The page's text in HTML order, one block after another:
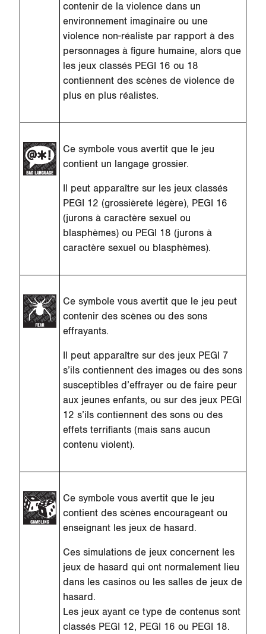
contenir de la violence dans un
environnement imaginaire ou une
violence non-réaliste par rapport à des
personnages à figure humaine, alors que
les jeux classés PEGI 16 ou 18
contiennent des scènes de violence de
plus en plus réalistes.
Ce symbole vous avertit que le jeu
contient un langage grossier.
Il peut apparaître sur les jeux classés
PEGI 12 (grossièreté légère), PEGI 16
(jurons à caractère sexuel ou
blasphèmes) ou PEGI 18 (jurons à
caractère sexuel ou blasphèmes).
Ce symbole vous avertit que le jeu peut
contenir des scènes ou des sons
effrayants.
Il peut apparaître sur des jeux PEGI 7
s’ils contiennent des images ou des sons
susceptibles d’effrayer ou de faire peur
aux jeunes enfants, ou sur des jeux PEGI
12 s’ils contiennent des sons ou des
effets terrifiants (mais sans aucun
contenu violent).
Ce symbole vous avertit que le jeu
contient des scènes encourageant ou
enseignant les jeux de hasard.
Ces simulations de jeux concernent les
jeux de hasard qui ont normalement lieu
dans les casinos ou les salles de jeux de
hasard.
Les jeux ayant ce type de contenus sont
classés PEGI 12, PEGI 16 ou PEGI 18.